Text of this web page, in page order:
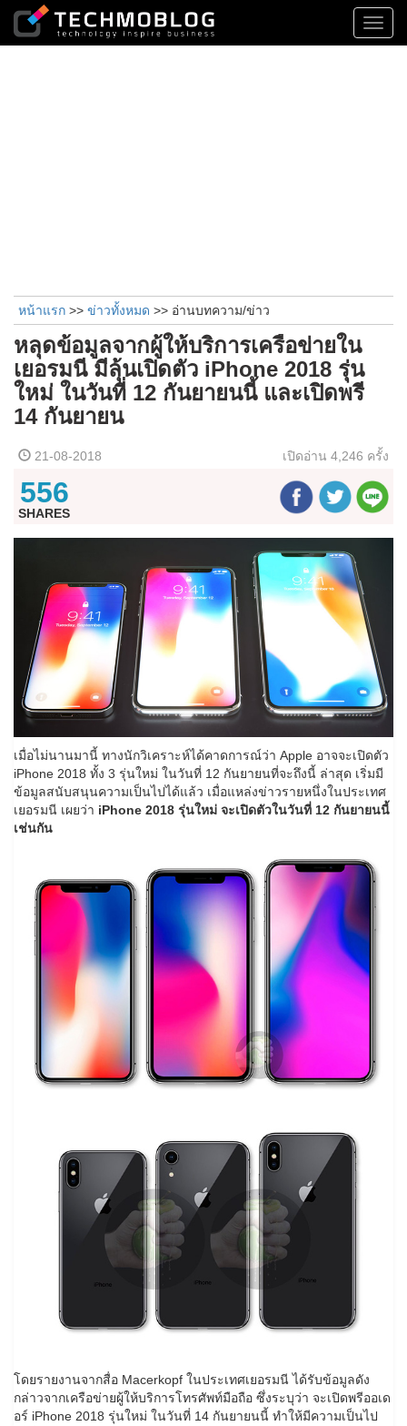
หน้าแรก >> ข่าวทั้งหมด >> อ่านบทความ/ข่าว
หลุดข้อมูลจากผู้ให้บริการเครือข่ายใน
เยอรมนี มีลุ้นเปิดตัว iPhone 2018 รุ่น
ใหม่ ในวันที่ 12 กันยายนนี้ และเปิดพรี
14 กันยายน
21-08-2018 เปิดอ่าน 4,246 ครั้ง
556
SHARES
เมื่อไม่นานมานี้ ทางนักวิเคราะห์ได้คาดการณ์ว่า Apple อาจจะเปิดตัว
iPhone 2018 ทั้ง 3 รุ่นใหม่ ในวันที่ 12 กันยายนที่จะถึงนี้ ล่าสุด เริ่มมี
ข้อมูลสนับสนุนความเป็นไปได้แล้ว เมื่อแหล่งข่าวรายหนึ่งในประเทศ
เยอรมนี เผยว่า iPhone 2018 รุ่นใหม่ จะเปิดตัวในวันที่ 12 กันยายนนี้
เช่นกัน
โดยรายงานจากสื่อ Macerkopf ในประเทศเยอรมนี ได้รับข้อมูลดัง
กล่าวจากเครือข่ายผู้ให้บริการโทรศัพท์มือถือ ซึ่งระบุว่า จะเปิดพรีออเด
อร์ iPhone 2018 รุ่นใหม่ ในวันที่ 14 กันยายนนี้ ทำให้มีความเป็นไป